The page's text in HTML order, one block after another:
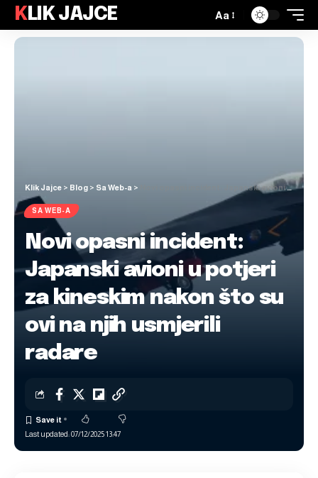
KLIK JAJCE Aa
Klik Jajce > Blog > Sa Web-a > Novi opasni incident: Japanski avioni u potjeri za kineskim nakon što su ovi na njih usmjerili radare
SA WEB-A
Novi opasni incident:
Japanski avioni u potjeri
za kineskim nakon što su
ovi na njih usmjerili
radare
Last updated: 07/12/2025 13:47